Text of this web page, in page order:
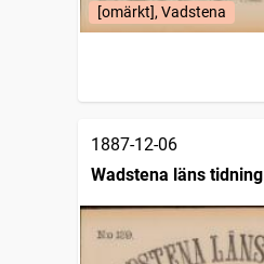
[omärkt], Vadstena
1887-12-06
Wadstena läns tidning